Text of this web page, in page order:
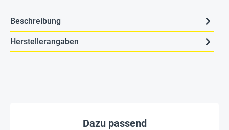
Beschreibung
Herstellerangaben
Dazu passend